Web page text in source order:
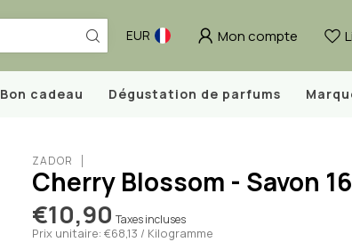
EUR Mon compte
Bon cadeau Dégustation de parfums
ZADOR
Cherry Blossom - Savon
€10,90 Taxes incluses
Prix unitaire: €68,13 / Kilogramme